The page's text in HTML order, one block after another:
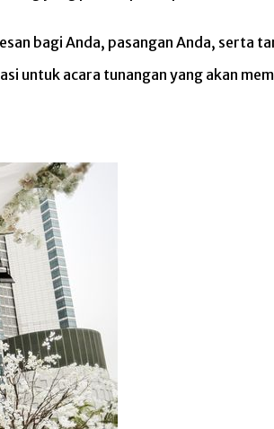
bagi Anda, pasangan Anda, serta
untuk acara tunangan yang akan